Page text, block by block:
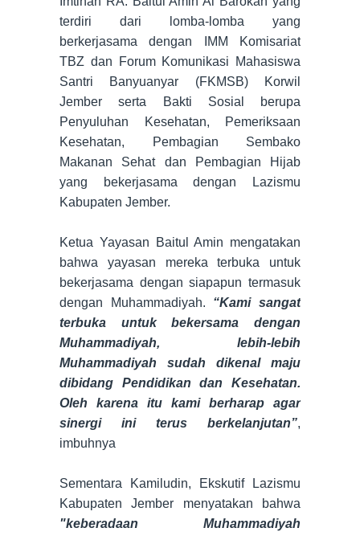
terdiri dari lomba-lomba yang
berkerjasama dengan IMM Komisariat
TBZ dan Forum Komunikasi Mahasiswa
Santri Banyuanyar (FKMSB) Korwil
Jember serta Bakti Sosial berupa
Penyuluhan Kesehatan, Pemeriksaan
Kesehatan, Pembagian Sembako
Makanan Sehat dan Pembagian Hijab
yang bekerjasama dengan Lazismu
Kabupaten Jember.
Ketua Yayasan Baitul Amin mengatakan
bahwa yayasan mereka terbuka untuk
bekerjasama dengan siapapun termasuk
dengan Muhammadiyah. “Kami sangat
terbuka untuk bekersama dengan
Muhammadiyah, lebih-lebih
Muhammadiyah sudah dikenal maju
dibidang Pendidikan dan Kesehatan.
Oleh karena itu kami berharap agar
sinergi ini terus berkelanjutan”,
imbuhnya
Sementara Kamiludin, Ekskutif Lazismu
Kabupaten Jember menyatakan bahwa
"keberadaan Muhammadiyah